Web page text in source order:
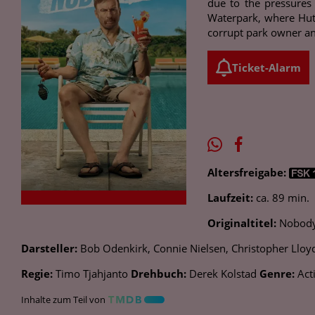
due to the
Waterpark, where
corrupt park owner
Ticket-Alarm
Altersfreigabe:
Laufzeit: ca. 89 min.
Originaltitel:
Darsteller: Bob Odenkirk, Connie Nielsen, Christopher
Regie: Timo Tjahjanto Drehbuch: Derek Kolstad Genre:
Inhalte zum Teil von